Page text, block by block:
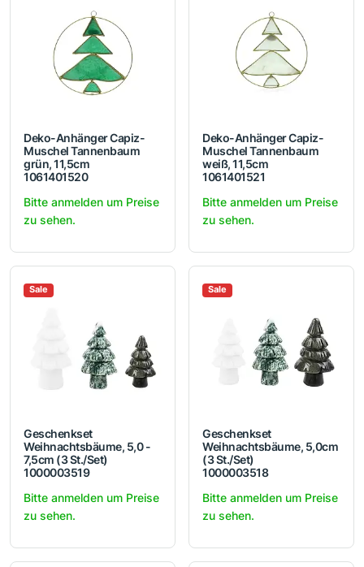
Deko-Anhänger Capiz-
Muschel Tannenbaum
grün, 11,5cm
1061401520
Bitte anmelden um Preise
zu sehen.
Deko-Anhänger Capiz-
Muschel Tannenbaum
weiß, 11,5cm
1061401521
Bitte anmelden um Preise
zu sehen.
Sale
Geschenkset
Weihnachtsbäume, 5,0 -
7,5cm (3 St./Set)
1000003519
Bitte anmelden um Preise
zu sehen.
Sale
Geschenkset
Weihnachtsbäume, 5,0cm
(3 St./Set)
1000003518
Bitte anmelden um Preise
zu sehen.